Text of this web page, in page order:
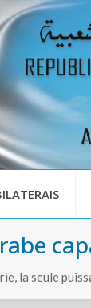
la seule